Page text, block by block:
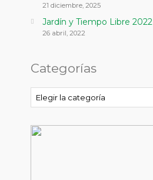
21 diciembre, 2025
Jardín y Tiempo Libre 2022
26 abril, 2022
Categorías
Categorías